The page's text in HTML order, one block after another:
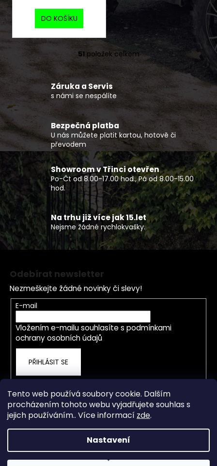
Tento web používá soubory cookie. Dalším
procházením tohoto webu vyjadřujete souhlas s
jejich používáním.. Více informací zde.
Nastavení
Od 4.5.2026 je prodejna a servis přestěhována na nové
adrese Staré Město 838, Třinec. OTEVÍRACÍ DOBA PO-ČT
DO KOŠÍKU
O
v
l
á
d
a
c
í
p
r
v
k
y
v
ý
p
i
s
u
51 položek celkem
Záruka a Servis
s námi se nespálíte
Bezpečná platba
U nás můžete platit kartou, hotově či
převodem
Showroom v Třinci otevřen
Po-Čt od 8.00-17.00 hod., Pá od 8.00-15.00
hod.
Na trhu již více jak 15.let
Nejsme žádné rychlokvašky.
Odebírat newsletter
Nezmeškejte žádné novinky či slevy!
E-mail
Vložením e-mailu souhlasíte s podmínkami
ochrany osobních údajů
PŘIHLÁSIT SE
Copyright 2026rwdshop.cz. Všechna práva vyhrazena.